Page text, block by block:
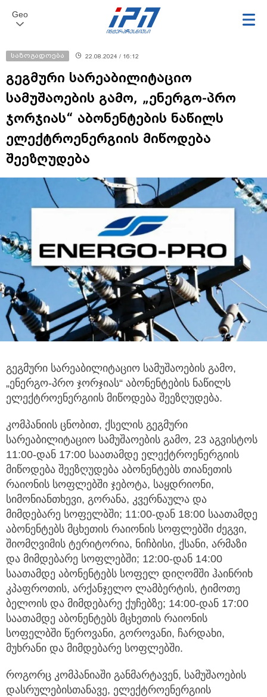
Geo
საზოგადოება 22.08.2024 / 16:12
გეგმური სარეაბილიტაციო
სამუშაოების გამო, „ენერგო-პრო
ჯორჯიას“ აბონენტების ნაწილს
ელექტროენერგიის მიწოდება
შეეზღუდება
გეგმური სარეაბილიტაციო სამუშაოების გამო,
„ენერგო-პრო ჯორჯიას“ აბონენტების ნაწილს
ელექტროენერგიის მიწოდება შეეზღუდება.
კომპანიის ცნობით, ქსელის გეგმური
სარეაბილიტაციო სამუშაოების გამო, 23 აგვისტოს
11:00-დან 17:00 საათამდე ელექტროენერგიის
მიწოდება შეეზღუდება აბონენტებს თიანეთის
რაიონის სოფლებში ჯებოტა, საყდრიონი,
სიმონიანთხევი, გორანა, კვერნაულა და
მიმდებარე სოფელბში; 11:00-დან 18:00 საათამდე
აბონენტებს მცხეთის რაიონის სოფლებში ძეგვი,
შიომღვიმის ტერიტორია, ნიჩბისი, ქსანი, არმაზი
და მიმდებარე სოფლებში; 12:00-დან 14:00
საათამდე აბონენტებს სოფელ დიღომში ჰაინრიხ
კპაფროთის, არქანჯელო ლამბერტის, ტიმოთე
ბელოის და მიმდებარე ქუჩებზე; 14:00-დან 17:00
საათამდე აბონენტებს მცხეთის რაიონის
სოფელბში წეროვანი, გოროვანი, ჩარდახი,
მუხრანი და მიმდებარე სოფლებში.
როგორც კომპანიაში განმარტავენ, სამუშაოების
დასრულებისთანავე, ელექტროენერგიის